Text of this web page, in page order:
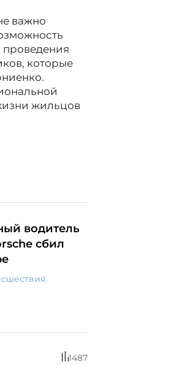
важно
проведения
которые
жильцов
водитель
сбил
1487